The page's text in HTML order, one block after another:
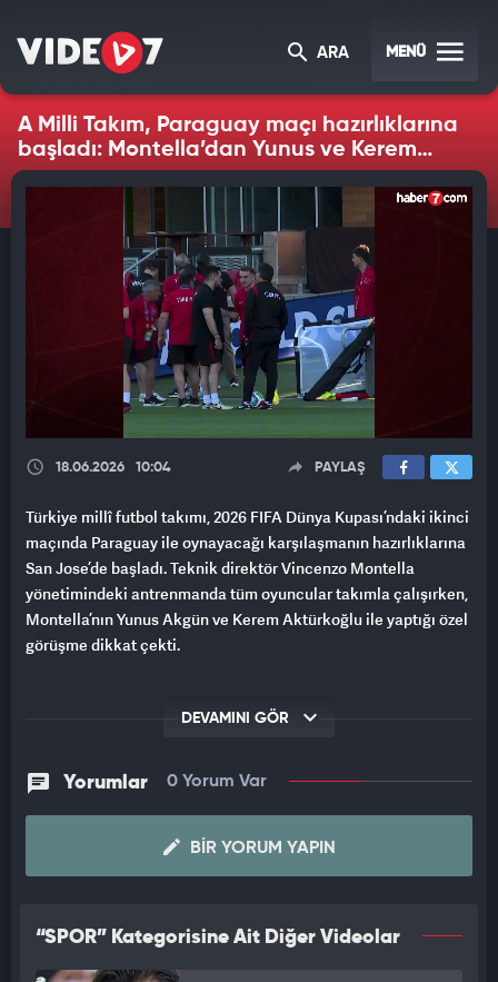
ARA MENÜ
A Milli Takım, Paraguay maçı hazırlıklarına
başladı: Montella’dan Yunus ve Kerem
görüşmesi
18.06.2026 10:04 PAYLAŞ
Türkiye millî futbol takımı, 2026 FIFA Dünya Kupası’ndaki ikinci
maçında Paraguay ile oynayacağı karşılaşmanın hazırlıklarına
San Jose’de başladı. Teknik direktör Vincenzo Montella
yönetimindeki antrenmanda tüm oyuncular takımla çalışırken,
Montella’nın Yunus Akgün ve Kerem Aktürkoğlu ile yaptığı özel
görüşme dikkat çekti.
DEVAMINI GÖR
Yorumlar 0 Yorum Var
BIR YORUM YAPIN
“SPOR” Kategorisine Ait Diğer Videolar